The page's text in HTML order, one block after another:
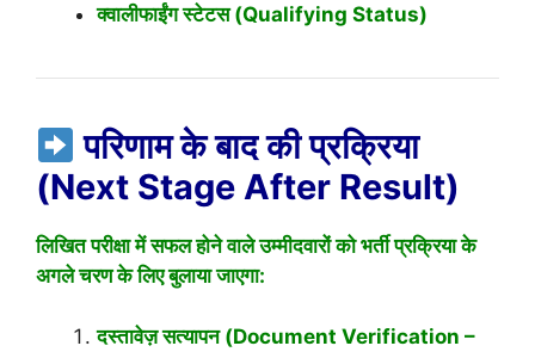
क्वालीफाईंग स्टेटस (Qualifying Status)
परिणाम के बाद की प्रक्रिया
(Next Stage After Result)
लिखित परीक्षा में सफल होने वाले उम्मीदवारों को भर्ती प्रक्रिया के
अगले चरण के लिए बुलाया जाएगा:
दस्तावेज़ सत्यापन (Document Verification –